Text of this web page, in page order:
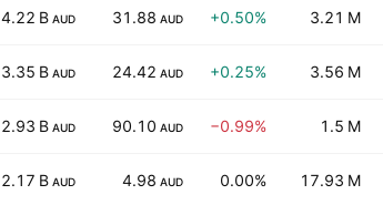
4.22 B AUD 31.88 AUD +0.50% 3.21 M
3.35 B AUD 24.42 AUD +0.25% 3.56 M
2.93 B AUD 90.10 AUD −0.99% 1.5 M
2.17 B AUD 4.98 AUD 0.00% 17.93 M